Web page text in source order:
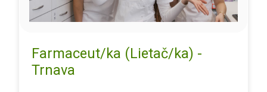
Farmaceut/ka (Lietač/ka) -
Trnava